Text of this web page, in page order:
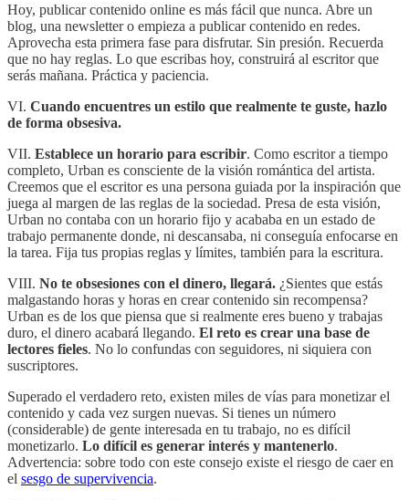
Hoy, publicar contenido online es más fácil que nunca. Abre un
blog, una newsletter o empieza a publicar contenido en redes.
Aprovecha esta primera fase para disfrutar. Sin presión. Recuerda
que no hay reglas. Lo que escribas hoy, construirá al escritor que
serás mañana. Práctica y paciencia.
VI. Cuando encuentres un estilo que realmente te guste, hazlo
de forma obsesiva.
VII. Establece un horario para escribir. Como escritor a tiempo
completo, Urban es consciente de la visión romántica del artista.
Creemos que el escritor es una persona guiada por la inspiración que
juega al margen de las reglas de la sociedad. Presa de esta visión,
Urban no contaba con un horario fijo y acababa en un estado de
trabajo permanente donde, ni descansaba, ni conseguía enfocarse en
la tarea. Fija tus propias reglas y límites, también para la escritura.
VIII. No te obsesiones con el dinero, llegará. ¿Sientes que estás
malgastando horas y horas en crear contenido sin recompensa?
Urban es de los que piensa que si realmente eres bueno y trabajas
duro, el dinero acabará llegando. El reto es crear una base de
lectores fieles. No lo confundas con seguidores, ni siquiera con
suscriptores.
Superado el verdadero reto, existen miles de vías para monetizar el
contenido y cada vez surgen nuevas. Si tienes un número
(considerable) de gente interesada en tu trabajo, no es difícil
monetizarlo. Lo difícil es generar interés y mantenerlo.
Advertencia: sobre todo con este consejo existe el riesgo de caer en
el sesgo de supervivencia.